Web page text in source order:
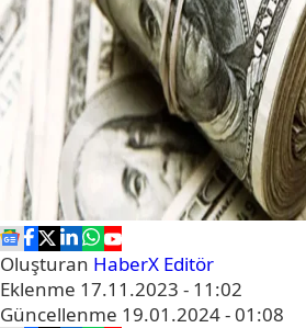
Oluşturan HaberX Editör
Eklenme 17.11.2023 - 11:02
Güncellenme 19.01.2024 - 01:08